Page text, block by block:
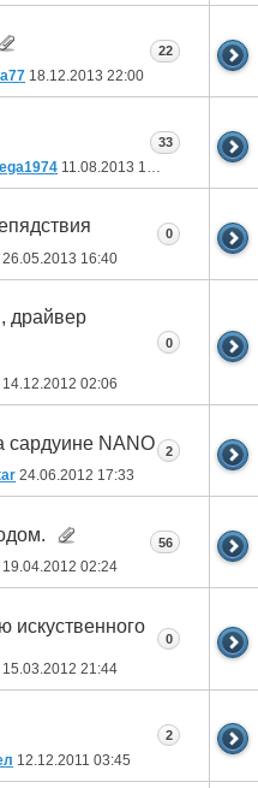
18.12.2013 22:00
22
11.08.2013 12:07
33
26.05.2013 16:40
0
драйвер
14.12.2012 02:06
0
сардуине NANO
24.06.2012 17:33
2
19.04.2012 02:24
56
искуственного
15.03.2012 21:44
0
12.12.2011 03:45
2